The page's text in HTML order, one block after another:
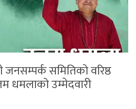
समितिको वरिष्ठ
धमलाको उम्मेदवारी